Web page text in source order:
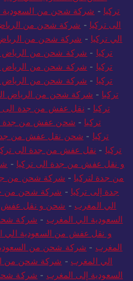
تركيا - شركة شحن من السعودية
الى تركيا - شركة شحن من الرياض
الي تركيا - شركة شحن من الرياض
تركيا - شركة شحن من الرياض
تركيا - شركة شحن من الرياض
تركيا - شركة شحن من الرياض
تركيا - شركة شحن من الرياض
تركيا - نقل عفش من جدة الى
تركيا - شحن عفش من جدة
تركيا - شحن نقل عفش من جدة
تركيا - نقل عفش من جدة الى
و نقل عفش من جدة الى تركيا -
من جدة لتركيا - شركة شحن من
جدة إلى تركيا - شركة شحن من
الي المغرب - شحن و نقل عفش
السعودية الي المغرب - شركة
و نقل عفش من السعودية الي
المغرب - شركة شحن من
الي المغرب - شركة شحن من
السعودية إلى المغرب - شركة